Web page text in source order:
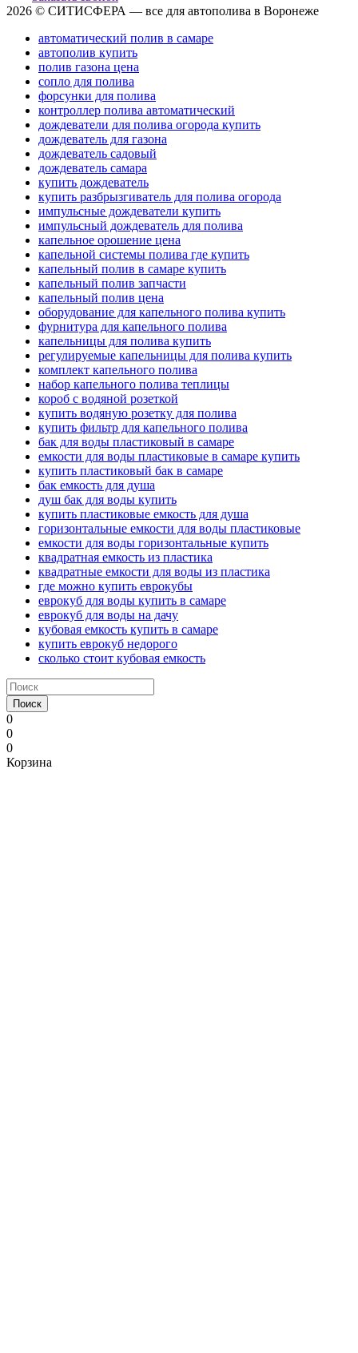
2026 © СИТИСФЕРА — все для автополива в Воронеже
автоматический полив в самаре
автополив купить
полив газона цена
сопло для полива
форсунки для полива
контроллер полива автоматический
дождеватели для полива огорода купить
дождеватель для газона
дождеватель садовый
дождеватель самара
купить дождеватель
купить разбрызгиватель для полива огорода
импульсные дождеватели купить
импульсный дождеватель для полива
капельное орошение цена
капельной системы полива где купить
капельный полив в самаре купить
капельный полив запчасти
капельный полив цена
оборудование для капельного полива купить
фурнитура для капельного полива
капельницы для полива купить
регулируемые капельницы для полива купить
комплект капельного полива
набор капельного полива теплицы
короб с водяной розеткой
купить водяную розетку для полива
купить фильтр для капельного полива
бак для воды пластиковый в самаре
емкости для воды пластиковые в самаре купить
купить пластиковый бак в самаре
бак емкость для душа
душ бак для воды купить
купить пластиковые емкость для душа
горизонтальные емкости для воды пластиковые
емкости для воды горизонтальные купить
квадратная емкость из пластика
квадратные емкости для воды из пластика
где можно купить еврокубы
еврокуб для воды купить в самаре
еврокуб для воды на дачу
кубовая емкость купить в самаре
купить еврокуб недорого
сколько стоит кубовая емкость
Поиск
0
0
0
Корзина